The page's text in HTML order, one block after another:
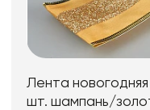
Лента
шт. шампань/